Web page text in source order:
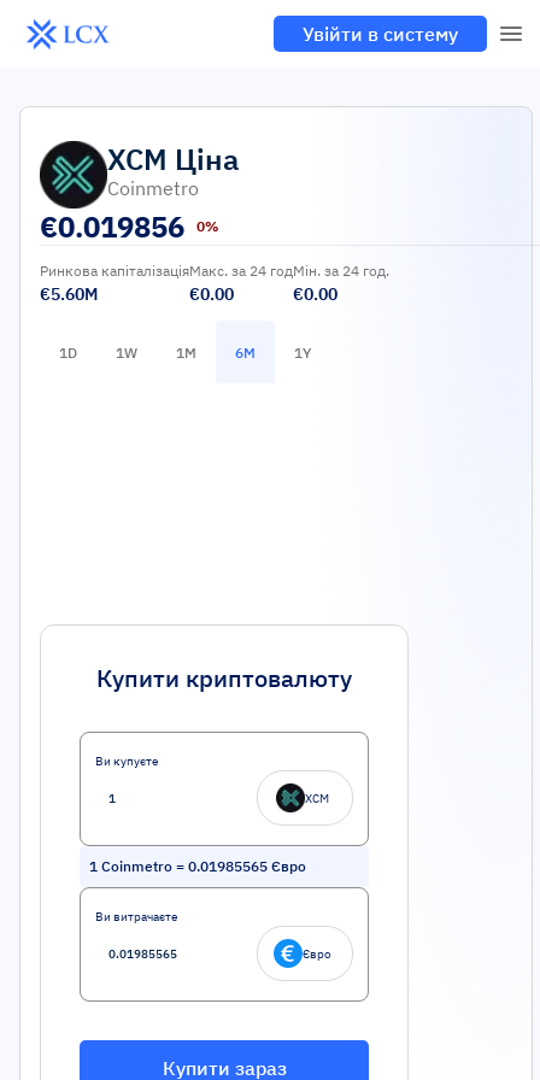
Увійти в систему
XCM Ціна
Coinmetro
€0.019856 0%
Ринкова капіталізація
€5.60M
Макс. за 24 год
€0.00
Мін. за 24 год.
€0.00
1D 1W 1M 6M 1Y
Купити криптовалюту
Ви купуєте
XCM
1 Coinmetro = 0.01985565 Євро
Ви витрачаєте
Євро
Купити зараз